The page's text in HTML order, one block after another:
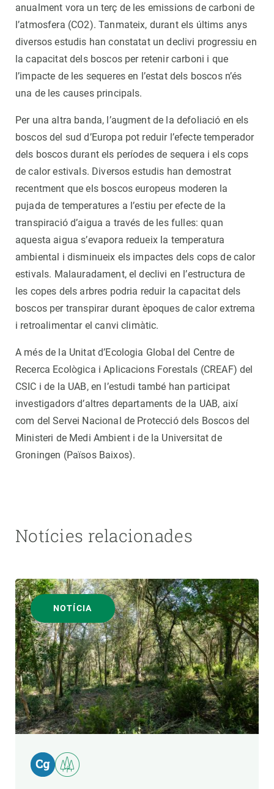
anualment vora un terç de les emissions de carboni de
l’atmosfera (CO2). Tanmateix, durant els últims anys
diversos estudis han constatat un declivi progressiu en
la capacitat dels boscos per retenir carboni i que
l’impacte de les sequeres en l’estat dels boscos n’és
una de les causes principals.
Per una altra banda, l’augment de la defoliació en els
boscos del sud d’Europa pot reduir l’efecte temperador
dels boscos durant els períodes de sequera i els cops
de calor estivals. Diversos estudis han demostrat
recentment que els boscos europeus moderen la
pujada de temperatures a l’estiu per efecte de la
transpiració d’aigua a través de les fulles: quan
aquesta aigua s’evapora redueix la temperatura
ambiental i disminueix els impactes dels cops de calor
estivals. Malauradament, el declivi en l’estructura de
les copes dels arbres podria reduir la capacitat dels
boscos per transpirar durant èpoques de calor extrema
i retroalimentar el canvi climàtic.
A més de la Unitat d’Ecologia Global del Centre de
Recerca Ecològica i Aplicacions Forestals (CREAF) del
CSIC i de la UAB, en l’estudi també han participat
investigadors d’altres departaments de la UAB, així
com del Servei Nacional de Protecció dels Boscos del
Ministeri de Medi Ambient i de la Universitat de
Groningen (Països Baixos).
Notícies relacionades
NOTÍCIA